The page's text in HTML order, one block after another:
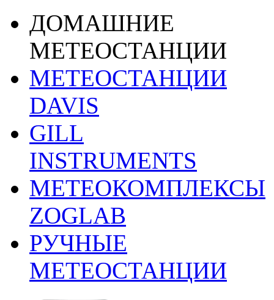
ДОМАШНИЕ
МЕТЕОСТАНЦИИ
МЕТЕОСТАНЦИИ
DAVIS
GILL
INSTRUMENTS
МЕТЕОКОМПЛЕКСЫ
ZOGLAB
РУЧНЫЕ
МЕТЕОСТАНЦИИ